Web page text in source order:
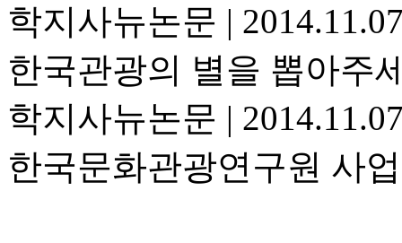
학지사뉴논문 |
한국관광의 별을 뽑아주
학지사뉴논문 |
한국문화관광연구원 사